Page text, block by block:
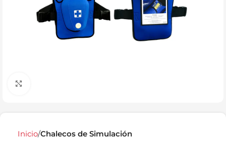
Inicio Chalecos de Simulación